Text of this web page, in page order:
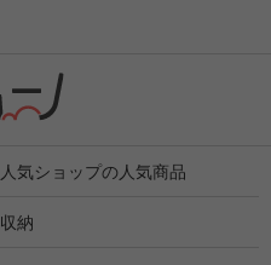
人気ショップの人気商品
収納